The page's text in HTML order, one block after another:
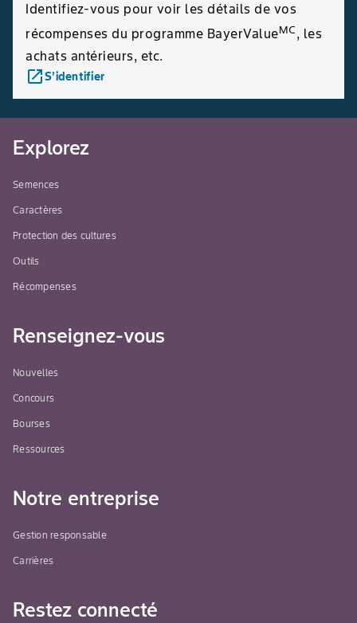
Identifiez-vous pour voir les détails de vos
récompenses du programme BayerValueMC, les
achats antérieurs, etc.
launchS’identifier
Explorez
Semences
Caractères
Protection des cultures
Outils
Récompenses
Renseignez-vous
Nouvelles
Concours
Bourses
Ressources
Notre entreprise
Gestion responsable
Carrières
Restez connecté